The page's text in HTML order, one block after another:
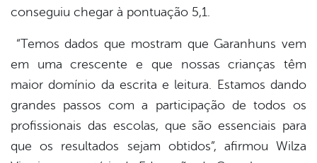
conseguiu chegar à pontuação 5,1.
“Temos dados que mostram que Garanhuns vem
em uma crescente e que nossas crianças têm
maior domínio da escrita e leitura. Estamos dando
grandes passos com a participação de todos os
profissionais das escolas, que são essenciais para
que os resultados sejam obtidos”, afirmou Wilza